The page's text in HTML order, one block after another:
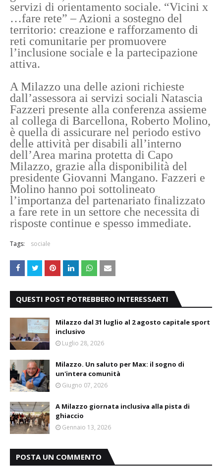
servizi di orientamento sociale. “Vicini x
…fare rete” – Azioni a sostegno del
territorio: creazione e rafforzamento di
reti comunitarie per promuovere
l’inclusione sociale e la partecipazione
attiva.
A Milazzo una delle azioni richieste
dall’assessora ai servizi sociali Natascia
Fazzeri presente alla conferenza assieme
al collega di Barcellona, Roberto Molino,
è quella di assicurare nel periodo estivo
delle attività per disabili all’interno
dell’Area marina protetta di Capo
Milazzo, grazie alla disponibilità del
presidente Giovanni Mangano. Fazzeri e
Molino hanno poi sottolineato
l’importanza del partenariato finalizzato
a fare rete in un settore che necessita di
risposte continue e spesso immediate.
Tags: sociale
QUESTI POST POTREBBERO INTERESSARTI
Milazzo dal 31 luglio al 2 agosto capitale sport
inclusivo
Luglio 28, 2026
Milazzo. Un saluto per Max: il sogno di
un'intera comunità
Giugno 07, 2026
A Milazzo giornata inclusiva alla pista di
ghiaccio
Gennaio 13, 2026
POSTA UN COMMENTO